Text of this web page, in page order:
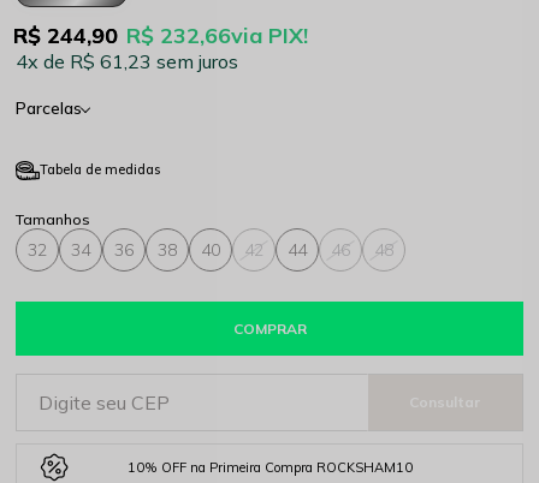
R$ 232,66via PIX!
R$ 244,90
4x R$ 61,23sem juros
Parcelas
Tabela de medidas
32 34 36 38 40 42 44 46 48
COMPRAR
10% OFF na Primeira Compra ROCKSHAM10